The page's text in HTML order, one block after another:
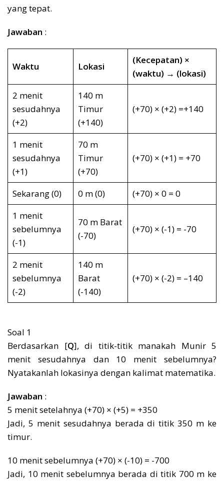
yang tepat.
Jawaban :
Waktu Lokasi
(Kecepatan) ×
(waktu) → (lokasi)
2 menit
sesudahnya
(+2)
140 m
Timur
(+140)
(+70) × (+2) =+140
1 menit
sesudahnya
(+1)
70 m
Timur
(+70)
(+70) × (+1) = +70
Sekarang (0) 0 m (0)
(+70) × 0 = 0
1 menit
sebelumnya
(-1)
70 m Barat
(-70)
(+70) × (-1) = -70
2 menit
sebelumnya
(-2)
140 m
Barat
(-140)
(+70) × (-2) = –140
Soal 1
Berdasarkan [Q], di titik-titik manakah Munir 5
menit sesudahnya dan 10 menit sebelumnya?
Nyatakanlah lokasinya dengan kalimat matematika.
Jawaban :
5 menit setelahnya (+70) × (+5) = +350
Jadi, 5 menit sesudahnya berada di titik 350 m ke
timur.
10 menit sebelumnya (+70) × (-10) = -700
Jadi, 10 menit sebelumnya berada di titik 700 m ke